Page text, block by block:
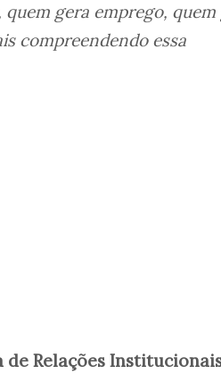
gera emprego, quem
compreendendo essa
de Relações